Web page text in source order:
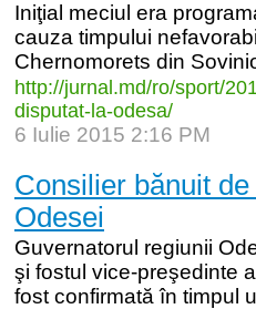
Iniţial meciul era
cauza timpului
Chernomorets din
http://jurnal.md/ro/sport/
disputat- la-odesa/
6 Iulie 2015 2:16 PM
Consilier bănuit
Odesei
Guvernatorul regiunii
şi fostul vice-preşedinte
fost confirmată în timpul